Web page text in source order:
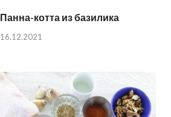
Панна-котта из базилика
16.12.2021